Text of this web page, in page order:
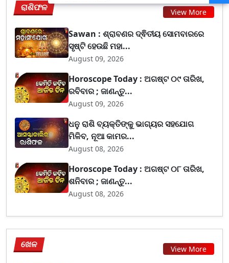
ରାଶିଫଳ View More
Sawan : ଶ୍ରାବଣର ଦ୍ଵିତୀୟ ସୋମବାରରେ
ସୃଷ୍ଟି ହେଉଛି ମହା...
August 09, 2026
Horoscope Today : ଅଗଷ୍ଟ ୦୯ ତାରିଖ,
ରବିବାର ; ଜାଣନ୍ତୁ...
August 09, 2026
ଧନୁ ରାଶି ବ୍ୟକ୍ତିଙ୍କୁ ଭାଗ୍ୟର ସହଯୋଗ
ମିଳିବ, ନୂଆ କାମର...
August 08, 2026
Horoscope Today : ଅଗଷ୍ଟ ୦୮ ତାରିଖ,
ଶନିବାର ; ଜାଣନ୍ତୁ...
August 08, 2026
ଖେଳ View More